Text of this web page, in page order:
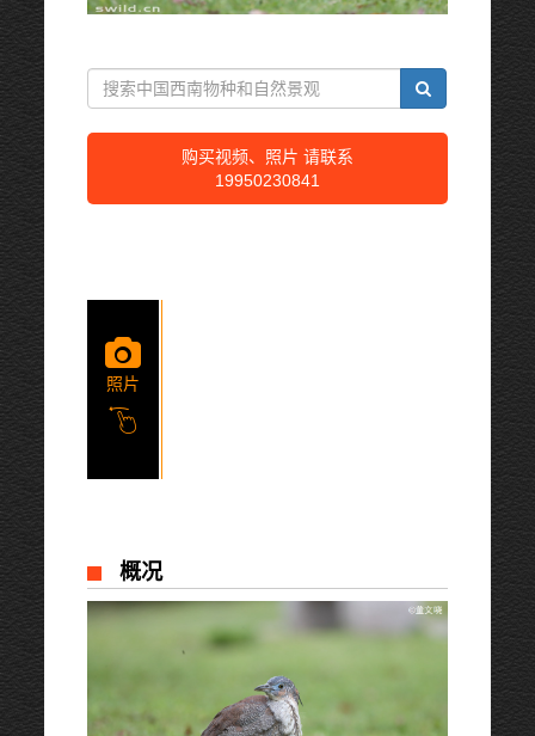
购买视频、照片 请联系
19950230841
照片
概况